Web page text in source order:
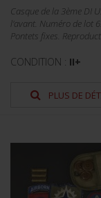
Casque de la 3ème DI
l'avant. Numéro de lot
Pontets fixes.
CONDITION : II+
PLUS DE